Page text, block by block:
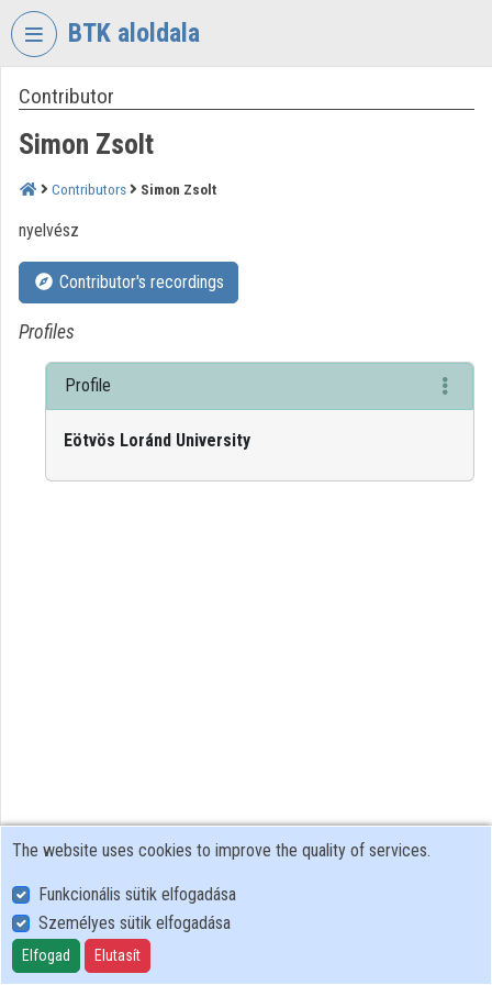
Skip header
BTK aloldala
VIDEO
RESEARCH
CENTRE
THE
HUMANTITIES
Organization home
Organization discovery
Categories
Contributor
Simon Zsolt
Contributors Simon Zsolt
nyelvész
Contributor's recordings
Profiles
Profile
Eötvös Loránd University
User Policy
Adatkezelési tájékoztató (en)
Cookie Policy
The website uses cookies to improve the quality of services.
Funkcionális sütik elfogadása
Személyes sütik elfogadása
Elfogad Elutasít